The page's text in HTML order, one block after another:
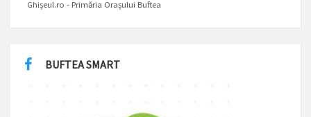
Ghișeul.ro - Primăria Orașului Buftea
BUFTEA SMART